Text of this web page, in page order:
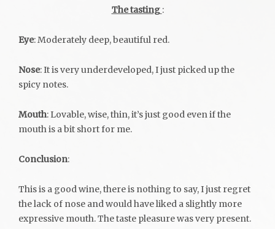
The tasting :
Eye: Moderately deep, beautiful red.
Nose: It is very underdeveloped, I just picked up the
spicy notes.
Mouth: Lovable, wise, thin, it’s just good even if the
mouth is a bit short for me.
Conclusion:
This is a good wine, there is nothing to say, I just regret
the lack of nose and would have liked a slightly more
expressive mouth. The taste pleasure was very present.